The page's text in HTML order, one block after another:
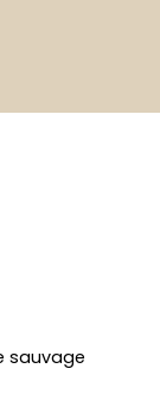
sauvage